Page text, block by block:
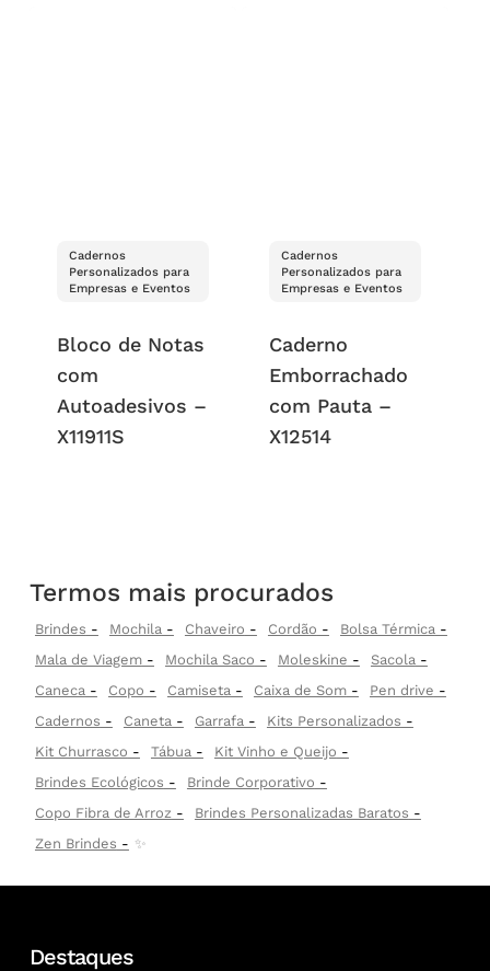
Cadernos
Personalizados para
Empresas e Eventos
Bloco de Notas
com
Autoadesivos –
X11911S
Cadernos
Personalizados para
Empresas e Eventos
Caderno
Emborrachado
com Pauta –
X12514
Termos mais procurados
Brindes Mochila Chaveiro Cordão
Bolsa Térmica
Mala de Viagem
Mochila Saco Moleskine
Sacola
Caneca
Copo Camiseta Caixa de Som
Pen drive
Cadernos
Caneta Garrafa
Kits Personalizados
Kit Churrasco
Tábua
Kit Vinho e Queijo
Brindes Ecológicos
Brinde Corporativo
Copo Fibra de Arroz
Brindes Personalizadas Baratos
Zen Brindes
✨
Destaques